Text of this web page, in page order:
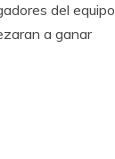
del equipo
a ganar